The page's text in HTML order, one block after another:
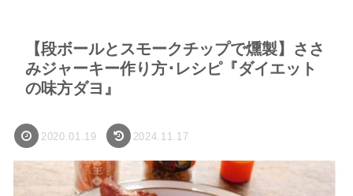
【段ボールとスモークチップで燻製】ささ
みジャーキー作り方･レシピ『ダイエット
の味方ダヨ』
2020.01.19 2024.11.17